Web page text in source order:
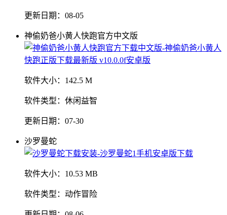
更新日期： 08-05
神偷奶爸小黄人快跑官方中文版
软件大小： 142.5 M
软件类型： 休闲益智
更新日期： 07-30
沙罗曼蛇
软件大小： 10.53 MB
软件类型： 动作冒险